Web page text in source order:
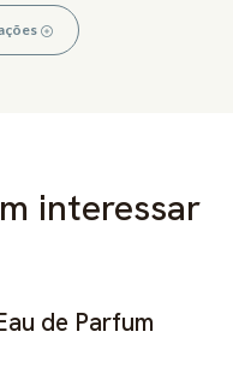
interessar
de Parfum